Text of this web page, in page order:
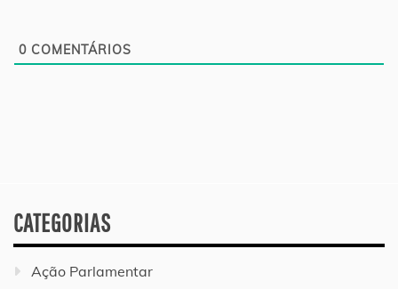
0 COMENTÁRIOS
CATEGORIAS
Ação Parlamentar